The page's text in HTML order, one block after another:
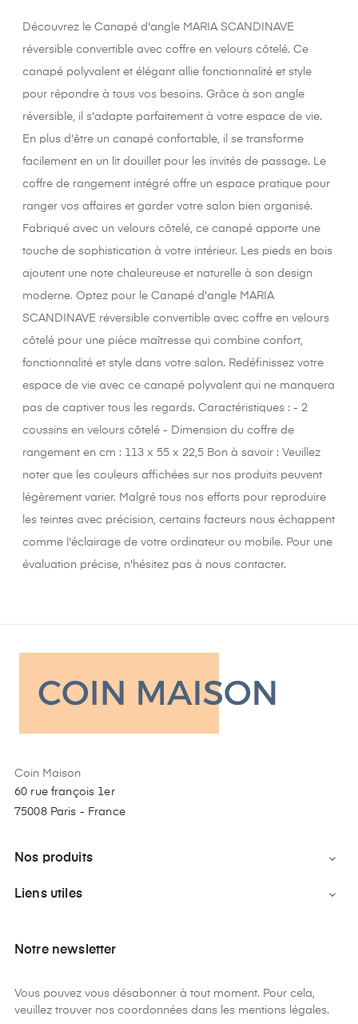
Découvrez le Canapé d'angle MARIA SCANDINAVE
réversible convertible avec coffre en velours côtelé. Ce
canapé polyvalent et élégant allie fonctionnalité et style
pour répondre à tous vos besoins. Grâce à son angle
réversible, il s'adapte parfaitement à votre espace de vie.
En plus d'être un canapé confortable, il se transforme
facilement en un lit douillet pour les invités de passage. Le
coffre de rangement intégré offre un espace pratique pour
ranger vos affaires et garder votre salon bien organisé.
Fabriqué avec un velours côtelé, ce canapé apporte une
touche de sophistication à votre intérieur. Les pieds en bois
ajoutent une note chaleureuse et naturelle à son design
moderne. Optez pour le Canapé d'angle MARIA
SCANDINAVE réversible convertible avec coffre en velours
côtelé pour une pièce maîtresse qui combine confort,
fonctionnalité et style dans votre salon. Redéfinissez votre
espace de vie avec ce canapé polyvalent qui ne manquera
pas de captiver tous les regards. Caractéristiques : - 2
coussins en velours côtelé - Dimension du coffre de
rangement en cm : 113 x 55 x 22,5 Bon à savoir : Veuillez
noter que les couleurs affichées sur nos produits peuvent
légèrement varier. Malgré tous nos efforts pour reproduire
les teintes avec précision, certains facteurs nous échappent
comme l'éclairage de votre ordinateur ou mobile. Pour une
évaluation précise, n'hésitez pas à nous contacter.
Coin Maison
60 rue françois 1er
75008 Paris - France
Nos produits 
Liens utiles 
Notre newsletter
Vous pouvez vous désabonner à tout moment. Pour cela,
veuillez trouver nos coordonnées dans les mentions légales.